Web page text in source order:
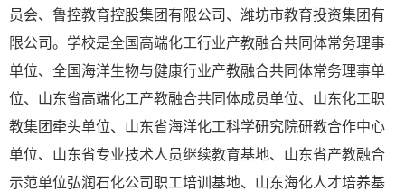
员会、鲁控教育控股集团有限公司、潍坊市教育投资集团有
限公司。学校是全国高端化工行业产教融合共同体常务理事
单位、全国海洋生物与健康行业产教融合共同体常务理事单
位、山东省高端化工产教融合共同体成员单位、山东化工职
教集团牵头单位、山东省海洋化工科学研究院研教合作中心
单位、山东省专业技术人员继续教育基地、山东省产教融合
示范单位弘润石化公司职工培训基地、山东海化人才培养基